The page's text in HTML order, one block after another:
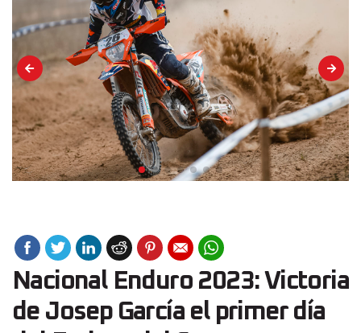
Nacional Enduro 2023: Victoria
de Josep García el primer día